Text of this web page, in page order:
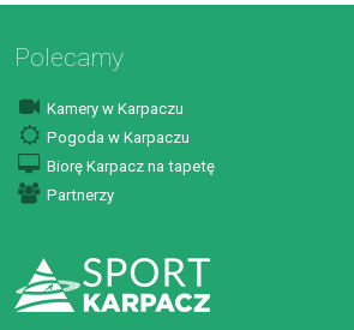
Polecamy
Kamery w Karpaczu
Pogoda w Karpaczu
Biorę Karpacz na tapetę
Partnerzy